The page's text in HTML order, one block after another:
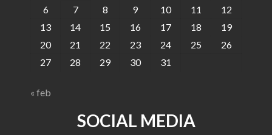
6
7 8 9 10 11
12
13
14 15 16 17 18
19
20
21 22 23 24 25
26
27
28 29 30 31
« feb
SOCIAL MEDIA